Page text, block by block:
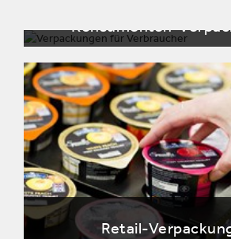
Konsumenten-
Retail-